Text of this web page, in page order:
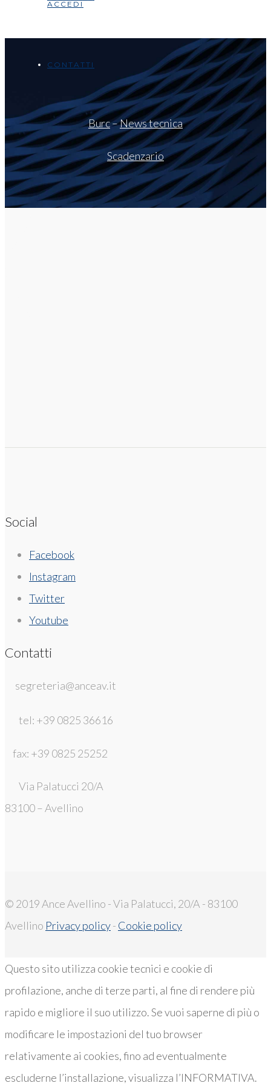
ACCEDI
CONTATTI
Burc–News tecnica
Scadenzario
Social
Facebook
Instagram
Twitter
Youtube
Contatti
segreteria@anceav.it
tel: +39 0825 36616
fax: +39 0825 25252
Via Palatucci 20/A
83100 – Avellino
© 2019 Ance Avellino - Via Palatucci, 20/A - 83100
Avellino Privacy policy- Cookie policy
Questo sito utilizza cookie tecnici e cookie di
profilazione, anche di terze parti, al fine di rendere più
rapido e migliore il suo utilizzo. Se vuoi saperne di più o
modificare le impostazioni del tuo browser
relativamente ai cookies, fino ad eventualmente
escluderne l’installazione, visualizza l’INFORMATIVA.